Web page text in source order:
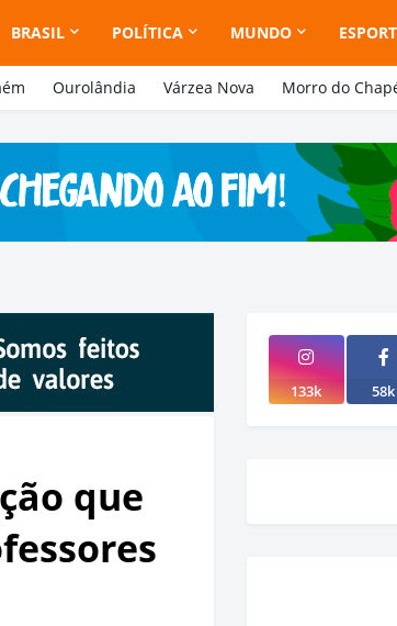
BRASIL POLÍTICA MUNDO
Ourolândia Várzea Nova Morro do
que
133k 58k